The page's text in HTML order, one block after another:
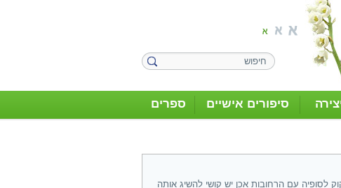
סיפורים אישיים ספרים
לסופיה עם הרחובות אכן יש קושי להשיג אותה